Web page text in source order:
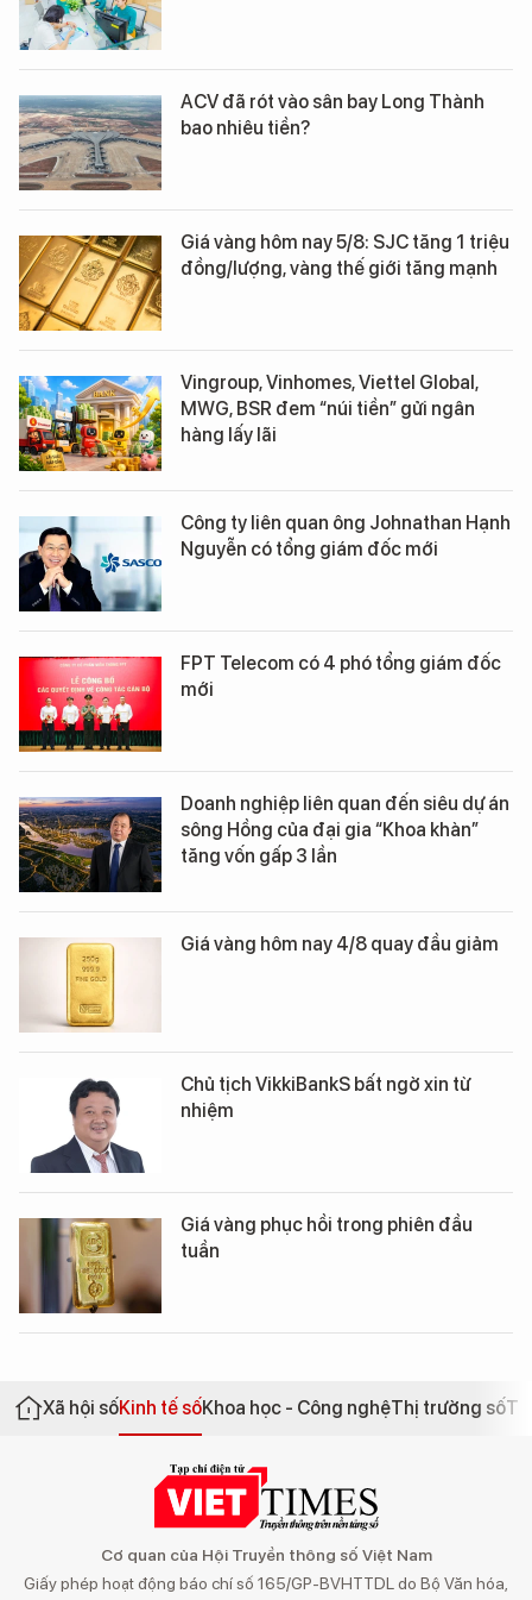
ACV đã rót vào sân bay Long Thành
bao nhiêu tiền?
Giá vàng hôm nay 5/8: SJC tăng 1 triệu
đồng/lượng, vàng thế giới tăng mạnh
Vingroup, Vinhomes, Viettel Global,
MWG, BSR đem “núi tiền” gửi ngân
hàng lấy lãi
Công ty liên quan ông Johnathan Hạnh
Nguyễn có tổng giám đốc mới
FPT Telecom có 4 phó tổng giám đốc
mới
Doanh nghiệp liên quan đến siêu dự án
sông Hồng của đại gia “Khoa khàn”
tăng vốn gấp 3 lần
Giá vàng hôm nay 4/8 quay đầu giảm
Chủ tịch VikkiBankS bất ngờ xin từ
nhiệm
Giá vàng phục hồi trong phiên đầu
tuần
Xã hội sốKinh tế sốKhoa học - Công nghệThị trường số
Cơ quan của Hội Truyền thông số Việt Nam
Giấy phép hoạt động báo chí số 165/GP-BVHTTDL do Bộ Văn hóa,